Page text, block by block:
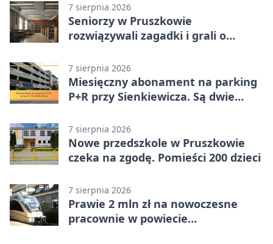
7 sierpnia 2026
Seniorzy w Pruszkowie
rozwiązywali zagadki i grali o
7 sierpnia 2026
Miesięczny abonament na parking
P+R przy Sienkiewicza. Są dwie
7 sierpnia 2026
Nowe przedszkole w Pruszkowie
czeka na zgodę. Pomieści 200 dzieci
7 sierpnia 2026
Prawie 2 mln zł na nowoczesne
pracownie w powiecie